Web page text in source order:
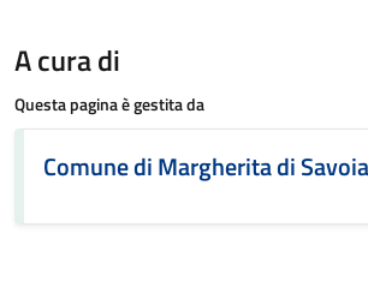
A cura di
Questa pagina è gestita da
Comune di Margherita di Savoia